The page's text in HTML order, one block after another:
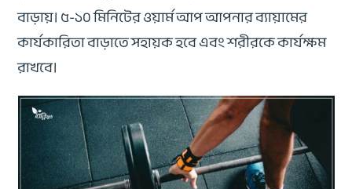
বাড়ায়। ৫-১০ মিনিটের ওয়ার্ম আপ আপনার ব্যায়ামের
কার্যকারিতা বাড়াতে সহায়ক হবে এবং শরীরকে কার্যক্ষম
রাখবে।